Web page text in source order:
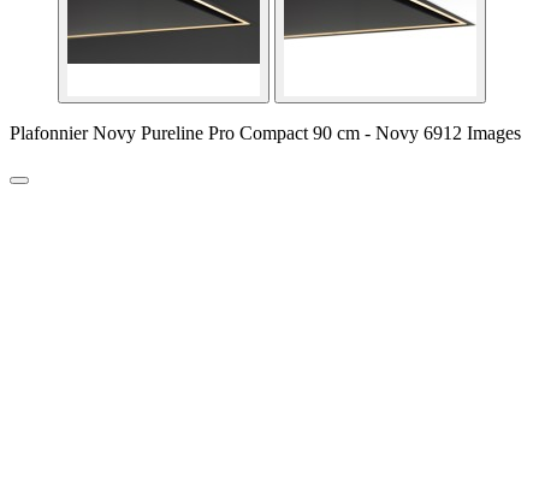
Plafonnier Novy Pureline Pro Compact 90 cm - Novy 6912 Images